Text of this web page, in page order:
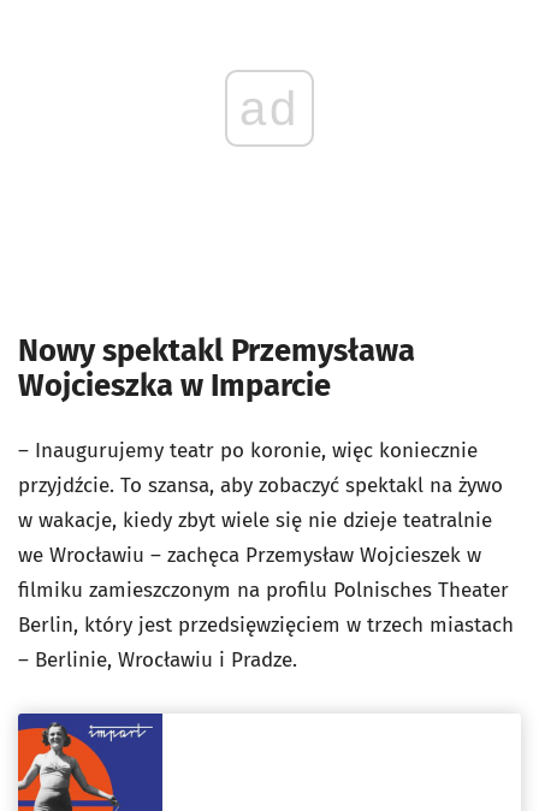
ad
Nowy spektakl Przemysława
Wojcieszka w Imparcie
– Inaugurujemy teatr po koronie, więc koniecznie
przyjdźcie. To szansa, aby zobaczyć spektakl na żywo
w wakacje, kiedy zbyt wiele się nie dzieje teatralnie
we Wrocławiu – zachęca Przemysław Wojcieszek w
filmiku zamieszczonym na profilu Polnisches Theater
Berlin, który jest przedsięwzięciem w trzech miastach
– Berlinie, Wrocławiu i Pradze.